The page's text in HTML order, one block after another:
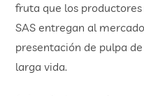
fruta que los
SAS entregan al
presentación de pulpa
larga vida.